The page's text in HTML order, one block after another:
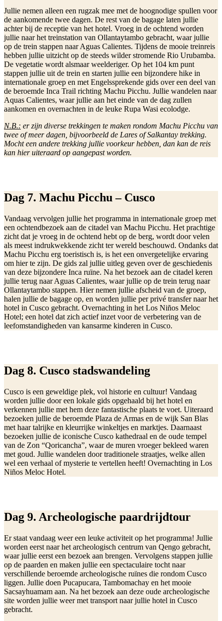
Jullie nemen alleen een rugzak mee met de hoognodige spullen voor
de aankomende twee dagen. De rest van de bagage laten jullie
achter bij de receptie van het hotel. Vroeg in de ochtend worden
jullie naar het treinstation van Ollantaytambo gebracht, waar jullie
op de trein stappen naar Aguas Calientes. Tijdens de mooie treinreis
hebben jullie uitzicht op de steeds wilder stromende Rio Urubamba.
De vegetatie wordt alsmaar weelderiger. Op het 104 km punt
stappen jullie uit de trein en starten jullie een bijzondere hike in
internationale groep en met Engelssprekende gids over een deel van
de beroemde Inca Trail richting Machu Picchu. Jullie wandelen naar
Aquas Calientes, waar jullie aan het einde van de dag zullen
aankomen en overnachten in de leuke Rupa Wasi ecolodge.
N.B.: er zijn diverse trekkingen te maken rondom Machu Picchu van
twee of meer dagen, bijvoorbeeld de Lares of Salkantay trekking.
Mocht een andere trekking jullie voorkeur hebben, dan kan de reis
kan hier uiteraard op aangepast worden.
Dag 7. Machu Picchu – Cusco
Vandaag vervolgen jullie het programma in internationale groep met
een ochtendbezoek aan de citadel van Machu Picchu. Het prachtige
zicht dat je vroeg in de ochtend hebt op de berg, wordt door velen
als meest indrukwekkende zicht ter wereld beschouwd. Ondanks dat
Machu Picchu erg toeristisch is, is het een onvergetelijke ervaring
om hier te zijn. De gids zal jullie uitleg geven over de geschiedenis
van deze bijzondere Inca ruïne. Na het bezoek aan de citadel keren
jullie terug naar Aguas Calientes, waar jullie op de trein terug naar
Ollantaytambo stappen. Hier nemen jullie afscheid van de groep,
halen jullie de bagage op, en worden jullie per privé transfer naar het
hotel in Cusco gebracht. Overnachting in het Los Niños Meloc
Hotel; een hotel dat zich actief inzet voor de verbetering van de
leefomstandigheden van kansarme kinderen in Cusco.
Dag 8. Cusco stadswandeling
Cusco is een geweldige plek, vol historie en cultuur! Vandaag
worden jullie door een lokale gids opgehaald bij het hotel en
verkennen jullie met hem deze fantastische plaats te voet. Uiteraard
bezoeken jullie de beroemde Plaza de Armas en de wijk San Blas
met haar talrijke en kleurrijke winkeltjes en marktjes. Daarnaast
bezoeken jullie de iconische Cusco kathedraal en de oude tempel
van de Zon “Qoricancha”, waar de muren vroeger bekleed waren
met goud. Jullie wandelen door traditionele straatjes, welke allen
wel een verhaal of mysterie te vertellen heeft! Overnachting in Los
Niños Meloc Hotel.
Dag 9. Archeologische paardrijdtour
Er staat vandaag weer een leuke activiteit op het programma! Jullie
worden eerst naar het archeologisch centrum van Qengo gebracht,
waar jullie eerst een bezoek aan brengen. Vervolgens stappen jullie
op de paarden en maken jullie een spectaculaire tocht naar
verschillende beroemde archeologische ruïnes die rondom Cusco
liggen. Jullie doen Pucapucara, Tambomachay en het mooie
Sacsayhuamam aan. Na het bezoek aan deze oude archeologische
site worden jullie weer met transport naar jullie hotel in Cusco
gebracht.